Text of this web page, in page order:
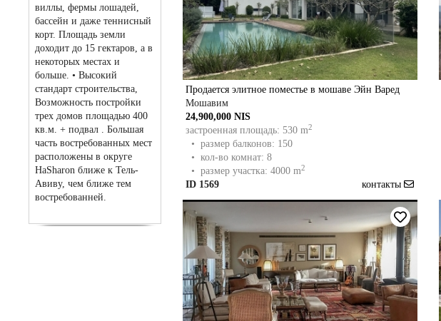
виллы, фермы лошадей,
бассейн и даже теннисный
корт. Площадь земли
доходит до 15 гектаров, а в
некоторых местах и
больше. • Высокий
стандарт строительства,
Возможность постройки
трех домов площадью 400
кв.м. + подвал . Большая
часть востребованных мест
расположены в округе
HaSharon ближе к Тель-
Авиву, чем ближе тем
востребованней.
Продается элитное поместье в мошаве Эйн Варед
Мошавим
24,900,000 NIS
застроенная площадь: 530 m2
• размер балконов: 150
• кол-во комнат: 8
• размер участка: 4000 m2
ID 1569 контакты